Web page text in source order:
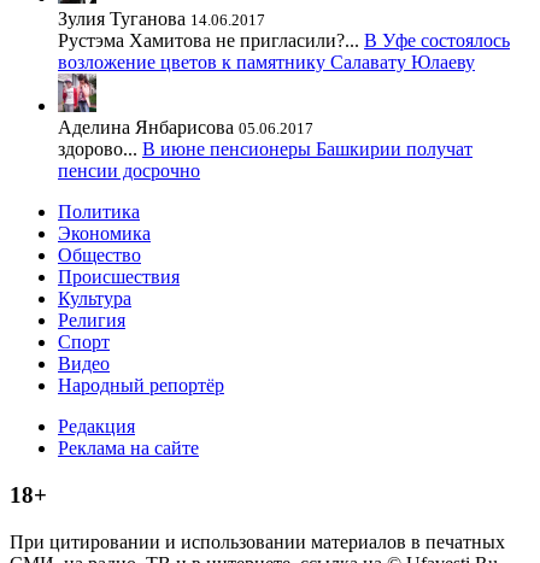
Зулия Туганова 14.06.2017
Рустэма Хамитова не пригласили?... В Уфе состоялось
возложение цветов к памятнику Салавату Юлаеву
Аделина Янбарисова 05.06.2017
здорово... В июне пенсионеры Башкирии получат
пенсии досрочно
Политика
Экономика
Общество
Происшествия
Культура
Религия
Спорт
Видео
Народный репортёр
Редакция
Реклама на сайте
18+
При цитировании и использовании материалов в печатных